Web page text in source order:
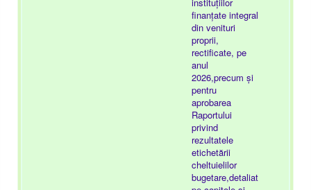
finanțate integral
din venituri
proprii,
rectificate, pe
anul
2026,precum și
pentru
aprobarea
Raportului
privind
rezultatele
etichetării
cheltuielilor
bugetare,detaliat